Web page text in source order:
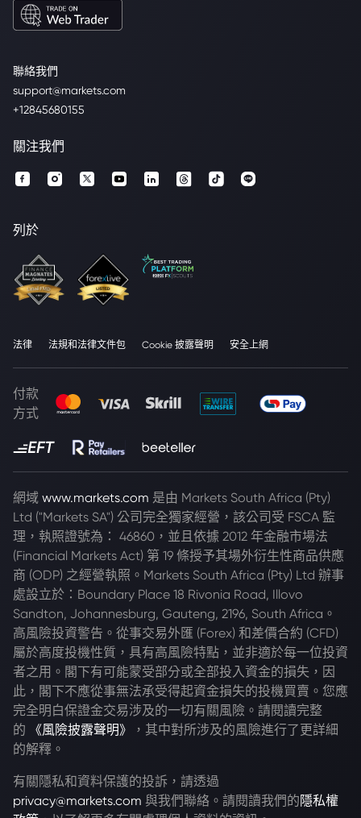
聯絡我們
support@markets.com
+12845680155
關注我們
列於
法律 法規和法律文件包 Cookie 披露聲明 安全上網
付款
方式
網域 www.markets.com 是由 Markets South Africa (Pty)
Ltd ("Markets SA") 公司完全獨家經營，該公司受 FSCA 監
理，執照證號為： 46860，並且依據 2012 年金融市場法
(Financial Markets Act) 第 19 條授予其場外衍生性商品供應
商 (ODP) 之經營執照。Markets South Africa (Pty) Ltd 辦事
處設立於：Boundary Place 18 Rivonia Road, Illovo
Sandton, Johannesburg, Gauteng, 2196, South Africa。
高風險投資警告。從事交易外匯 (Forex) 和差價合約 (CFD)
屬於高度投機性質，具有高風險特點，並非適於每一位投資
者之用。閣下有可能蒙受部分或全部投入資金的損失，因
此，閣下不應從事無法承受得起資金損失的投機買賣。您應
完全明白保證金交易涉及的一切有關風險。請閱讀完整
的
《風險披露聲明》
，其中對所涉及的風險進行了更詳細
的解釋。
有關隱私和資料保護的投訴，請透過
privacy@markets.com 與我們聯絡。請閱讀我們的 隱私權